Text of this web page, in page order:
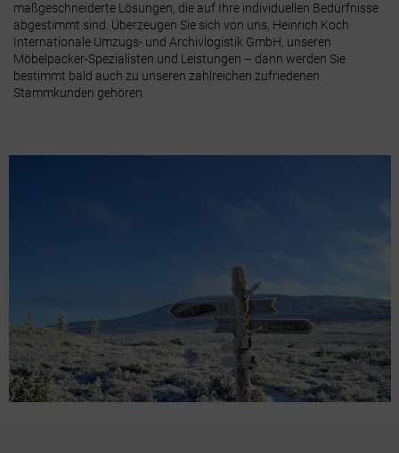
maßgeschneiderte Lösungen, die auf Ihre individuellen Bedürfnisse
abgestimmt sind. Überzeugen Sie sich von uns, Heinrich Koch
Internationale Umzugs- und Archivlogistik GmbH, unseren
Möbelpacker-Spezialisten und Leistungen – dann werden Sie
bestimmt bald auch zu unseren zahlreichen zufriedenen
Stammkunden gehören.